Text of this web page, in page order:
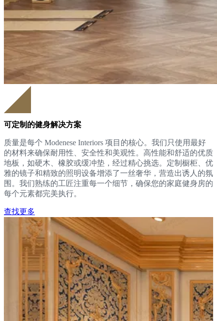
可定制的健身解决方案
质量是每个 Modenese Interiors 项目的核心。我们只使用最好
的材料来确保耐用性、安全性和美观性。高性能和舒适的优质
地板，如硬木、橡胶或缓冲垫，经过精心挑选。定制橱柜、优
雅的镜子和精致的照明设备增添了一丝奢华，营造出诱人的氛
围。我们熟练的工匠注重每一个细节，确保您的家庭健身房的
每个元素都完美执行。
查找更多